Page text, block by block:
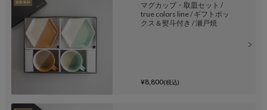
マグカップ・取皿セット /
true colors line / ギフトボッ
クス＆熨斗付き / 瀬戸焼
¥8,800(税込)